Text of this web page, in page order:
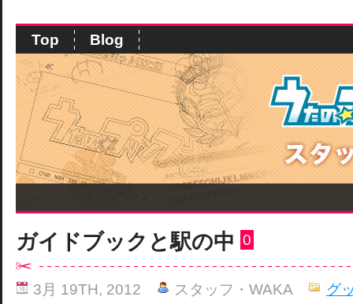
Top Blog
ガイドブックと駅の中 0
3月 19TH, 2012 スタッフ・WAKA グ